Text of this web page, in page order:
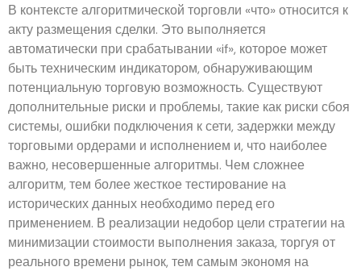
В контексте алгоритмической торговли «что» относится к
акту размещения сделки. Это выполняется
автоматически при срабатывании «if», которое может
быть техническим индикатором, обнаруживающим
потенциальную торговую возможность. Существуют
дополнительные риски и проблемы, такие как риски сбоя
системы, ошибки подключения к сети, задержки между
торговыми ордерами и исполнением и, что наиболее
важно, несовершенные алгоритмы. Чем сложнее
алгоритм, тем более жесткое тестирование на
исторических данных необходимо перед его
применением. В реализации недобор цели стратегии на
минимизации стоимости выполнения заказа, торгуя от
реального времени рынок, тем самым экономя на